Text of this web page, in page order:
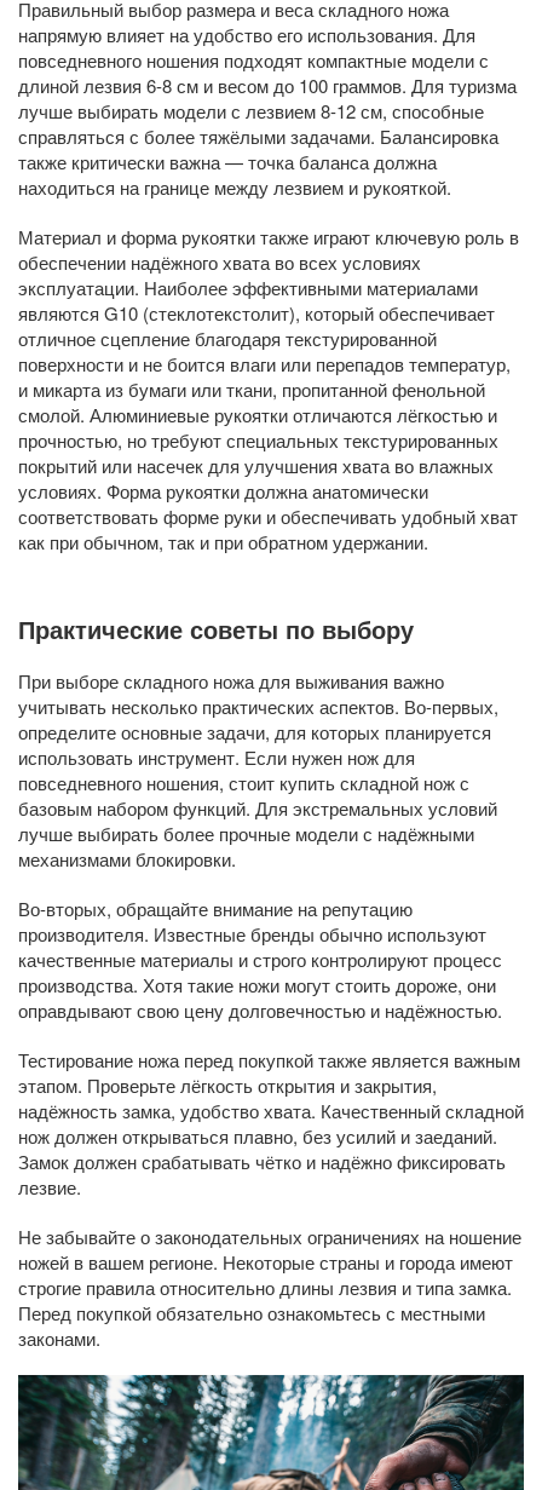
Правильный выбор размера и веса складного ножа
напрямую влияет на удобство его использования. Для
повседневного ношения подходят компактные модели с
длиной лезвия 6-8 см и весом до 100 граммов. Для туризма
лучше выбирать модели с лезвием 8-12 см, способные
справляться с более тяжёлыми задачами. Балансировка
также критически важна — точка баланса должна
находиться на границе между лезвием и рукояткой.
Материал и форма рукоятки также играют ключевую роль в
обеспечении надёжного хвата во всех условиях
эксплуатации. Наиболее эффективными материалами
являются G10 (стеклотекстолит), который обеспечивает
отличное сцепление благодаря текстурированной
поверхности и не боится влаги или перепадов температур,
и микарта из бумаги или ткани, пропитанной фенольной
смолой. Алюминиевые рукоятки отличаются лёгкостью и
прочностью, но требуют специальных текстурированных
покрытий или насечек для улучшения хвата во влажных
условиях. Форма рукоятки должна анатомически
соответствовать форме руки и обеспечивать удобный хват
как при обычном, так и при обратном удержании.
Практические советы по выбору
При выборе складного ножа для выживания важно
учитывать несколько практических аспектов. Во-первых,
определите основные задачи, для которых планируется
использовать инструмент. Если нужен нож для
повседневного ношения, стоит купить складной нож с
базовым набором функций. Для экстремальных условий
лучше выбирать более прочные модели с надёжными
механизмами блокировки.
Во-вторых, обращайте внимание на репутацию
производителя. Известные бренды обычно используют
качественные материалы и строго контролируют процесс
производства. Хотя такие ножи могут стоить дороже, они
оправдывают свою цену долговечностью и надёжностью.
Тестирование ножа перед покупкой также является важным
этапом. Проверьте лёгкость открытия и закрытия,
надёжность замка, удобство хвата. Качественный складной
нож должен открываться плавно, без усилий и заеданий.
Замок должен срабатывать чётко и надёжно фиксировать
лезвие.
Не забывайте о законодательных ограничениях на ношение
ножей в вашем регионе. Некоторые страны и города имеют
строгие правила относительно длины лезвия и типа замка.
Перед покупкой обязательно ознакомьтесь с местными
законами.